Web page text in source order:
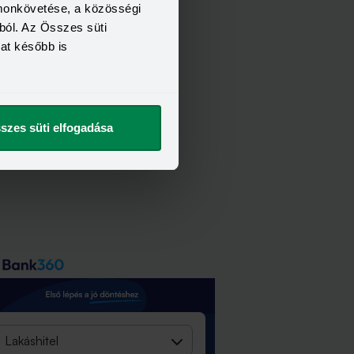
a közösségi
Az Összes süti
később is
süti elfogadása
Lakáshitel